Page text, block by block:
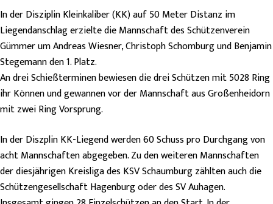
In der Disziplin Kleinkaliber (KK) auf 50 Meter Distanz im
Liegendanschlag erzielte die Mannschaft des Schützenverein
Gümmer um Andreas Wiesner, Christoph Schomburg und Benjamin
Stegemann den 1. Platz.
An drei Schießterminen bewiesen die drei Schützen mit 5028 Ring
ihr Können und gewannen vor der Mannschaft aus Großenheidorn
mit zwei Ring Vorsprung.
In der Diszplin KK-Liegend werden 60 Schuss pro Durchgang von
acht Mannschaften abgegeben. Zu den weiteren Mannschaften
der diesjährigen Kreisliga des KSV Schaumburg zählten auch die
Schützengesellschaft Hagenburg oder des SV Auhagen.